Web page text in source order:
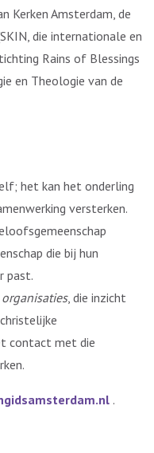
Kerken Amsterdam, de
die internationale en
Rains of Blessings
en Theologie van de
het kan het onderling
versterken.
die bij hun
past.
, die inzicht
contact met die
.